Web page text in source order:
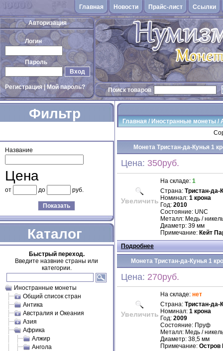
Главная Новости Прайс-лист Cсылки
Авторизация
Логин
Пароль
Вход
Регистрация|Мой пароль? Поиск товаров
Фильтр
Название
Цена
от до руб.
Показать
Каталог
Быстрый переход.
Введите назвние страны или
категории.
Иностранные монеты
Общий список стран
Антика
Австралия и Океания
Азия
Африка
Алжир
Ангола
Главная / Иностранные монеты/
Монета Тристан-да-Кунья 1
Цена: 350руб.
Увеличить
На складе: 1
Страна: Тристан-да-
Номинал: 1 крона
Год: 2010
Состояние: UNC
Металл: Медь /
Диаметр: 39 мм
Примечание: Кейт
Подробнее
Монета Тристан-да-Кунья 1
Цена: 270руб.
Увеличить
На складе: нет
Страна: Тристан-да-
Номинал: 1 крона
Год: 2009
Состояние: Пруф
Металл: Медь /
Диаметр: 38,5 мм
Примечание: Остров